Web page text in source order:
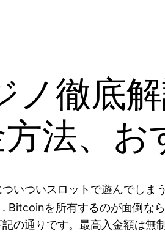
ノ徹底
法、
いついスロットで遊んでしまう
Bitcoinを所有するのが面倒な
の通りです。最高入金額は